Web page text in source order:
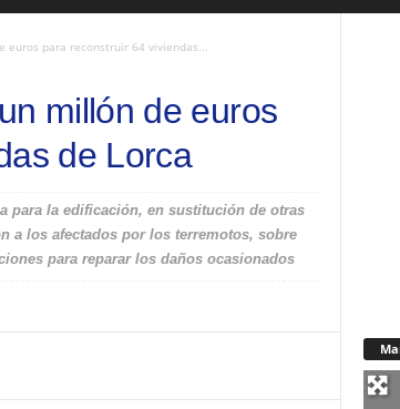
euros para reconstruir 64 viviendas...
millón de euros
de Lorca
para la edificación, en sustitución de otras
a los afectados por los terremotos, sobre
para reparar los daños ocasionados